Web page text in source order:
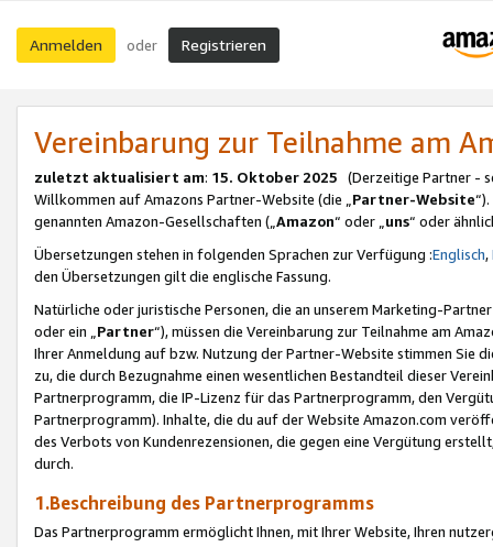
Anmelden oder Registrieren
Vereinbarung zur Teilnahme am
zuletzt aktualisiert am: 15. Oktober 2025 (Derzeitige Partner -
Willkommen auf Amazons Partner-Website (die „Partner-Website
genannten Amazon-Gesellschaften („Amazon“ oder „uns“ oder
Übersetzungen stehen in folgenden Sprachen zur Verfügung :Englisch,
den Übersetzungen gilt die englische Fassung.
Natürliche oder juristische Personen, die an unserem Marketing-
oder ein „Partner“), müssen die Vereinbarung zur Teilnahme am
Ihrer Anmeldung auf bzw. Nutzung der Partner-Website stimmen Sie
zu, die durch Bezugnahme einen wesentlichen Bestandteil dieser
Partnerprogramm, die IP-Lizenz für das Partnerprogramm, den
Partnerprogramm). Inhalte, die du auf der Website Amazon.com
des Verbots von Kundenrezensionen, die gegen eine Vergütung
durch.
1.Beschreibung des Partnerprogramms
Das Partnerprogramm ermöglicht Ihnen, mit Ihrer Website, Ihren